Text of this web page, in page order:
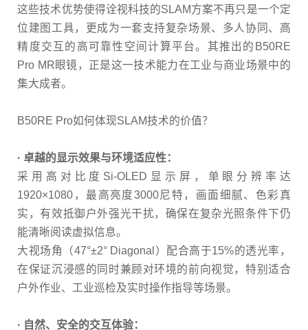
这些技术优势使得诠视科技的SLAM方案不再只是一个定
位建图工具，更成为一套支持复杂场景、多人协同、高
精度交互的高可靠性空间计算平台。其推出的B50RE
Pro MR眼镜，正是这一技术能力在工业与商业场景中的
集大成者。
B50RE Pro如何体现SLAM技术的价值？
· 卓越的显示效果与环境适应性：
采用高对比度Si-OLED显示屏，单眼分辨率达
1920×1080，最高亮度3000尼特，画面细腻、色彩真
实，有效抵御户外强光干扰，确保在复杂光照条件下仍
能清晰阅读虚拟信息。
大视场角（47°±2° Diagonal）配合高于15%的透光率，
在保证沉浸感的同时兼顾对环境的前向视觉，特别适合
户外作业、工业巡检及实时操作指导等场景。
· 自然、安全的交互体验：